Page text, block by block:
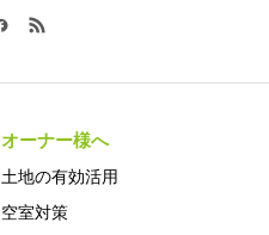
オーナー様へ
土地の有効活用
空室対策